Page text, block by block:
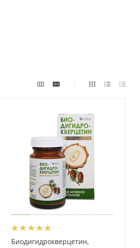
Биодигидрокверцетин,